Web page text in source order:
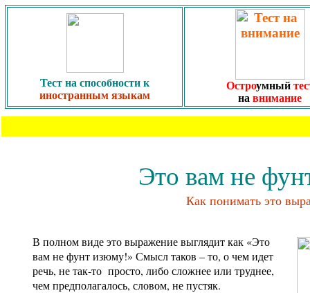
Тест на способности к
иностранным языкам
Остроумныйт
на внимание
Это вам не
Как понимать это
В полном виде это выражение выглядит как «Это
вам не фунт изюму!» Смысл таков – то, о чем идет
речь, не так-то просто, либо сложнее или труднее,
чем предполагалось, словом, не пустяк.